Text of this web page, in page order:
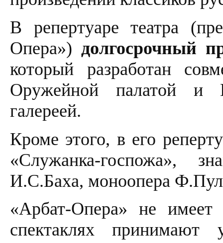
В репертуаре театра
Опера») долгосрочный
который разработан
Оружейной палатой и
галереей.
Кроме этого, в его
«Служанка-госпожа»,
И.С.Баха, моноопера
«Арбат-Опера» не
спектаклях принимают